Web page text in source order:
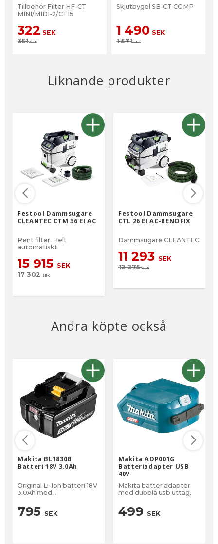
Tillbehör Filter HF-CT
MINI/MIDI-2/CT15
322 SEK
351SEK
Skjutbygel SB-CT COMP
1 490 SEK
1 571SEK
Liknande produkter
Festool Dammsugare
CLEANTEC CTM 36 EI AC
Rent filter. Helt
automatiskt.
15 915 SEK
17 302SEK
Festool Dammsugare
CTL 26 EI AC-RENOFIX
Dammsugare CLEANTEC
11 293 SEK
12 275SEK
Andra köpte också
Makita BL1830B
Batteri 18V 3.0Ah
Original Li-Ion batteri 18V
3.0Ah med
795 SEK
Makita ADP001G
Batteriadapter USB
40V
Makita batteriadapter
med dubbla usb uttag.
499 SEK